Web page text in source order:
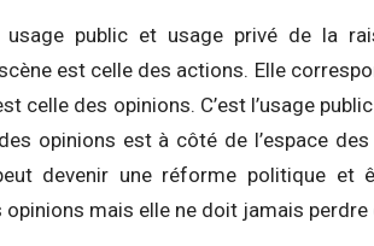
public et usage privé de la
est celle des actions. Elle
celle des opinions. C’est l’usage
opinions est à côté de l’espace
devenir une réforme politique
mais elle ne doit jamais perdre